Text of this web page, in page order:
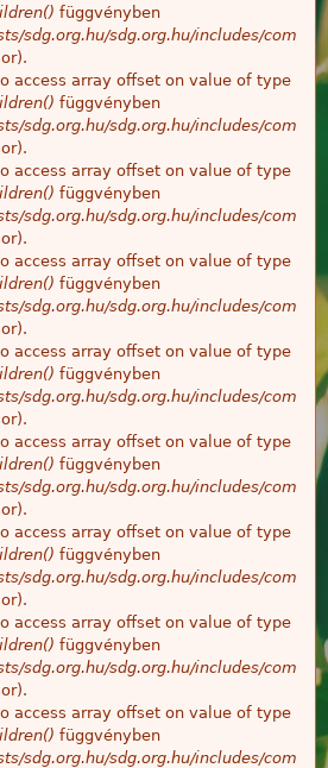
függvényben
sdg.org.hu/sdg.org.hu/includes/com
access array offset on value of type
függvényben
sdg.org.hu/sdg.org.hu/includes/com
access array offset on value of type
függvényben
sdg.org.hu/sdg.org.hu/includes/com
access array offset on value of type
függvényben
sdg.org.hu/sdg.org.hu/includes/com
access array offset on value of type
függvényben
sdg.org.hu/sdg.org.hu/includes/com
access array offset on value of type
függvényben
sdg.org.hu/sdg.org.hu/includes/com
access array offset on value of type
függvényben
sdg.org.hu/sdg.org.hu/includes/com
access array offset on value of type
függvényben
sdg.org.hu/sdg.org.hu/includes/com
access array offset on value of type
függvényben
sdg.org.hu/sdg.org.hu/includes/com